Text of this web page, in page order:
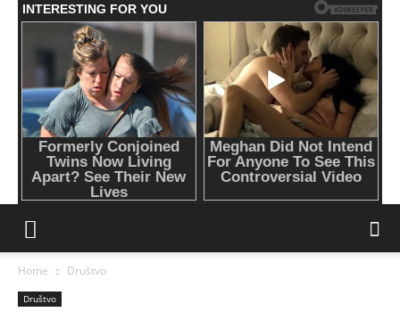
Home Društvo
Društvo